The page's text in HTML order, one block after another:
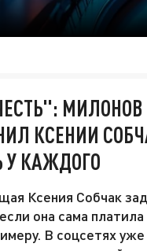
КСЕНИИ
У КАЖДОГО
Ксения Собчак
она сама
В соцсетях